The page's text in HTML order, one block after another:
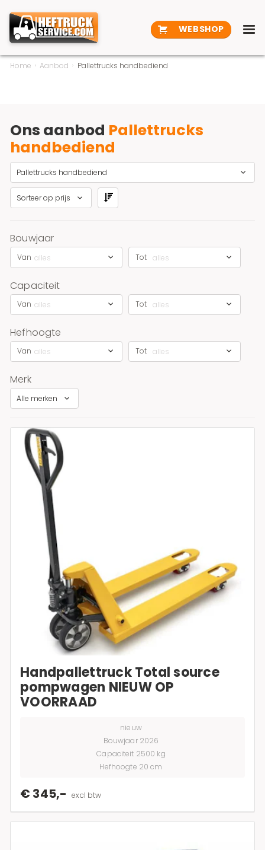
WEBSHOP
Home Aanbod Pallettrucks handbediend
Ons aanbod Pallettrucks
handbediend
Pallettrucks handbediend
Sorteer op prijs
Bouwjaar
Van alles Tot alles
Capaciteit
Van alles Tot alles
Hefhoogte
Van alles Tot alles
Merk
Alle merken
Handpallettruck Total source
pompwagen NIEUW OP
VOORRAAD
nieuw
Bouwjaar 2026
Capaciteit 2500 kg
Hefhoogte 20 cm
€ 345,- excl btw